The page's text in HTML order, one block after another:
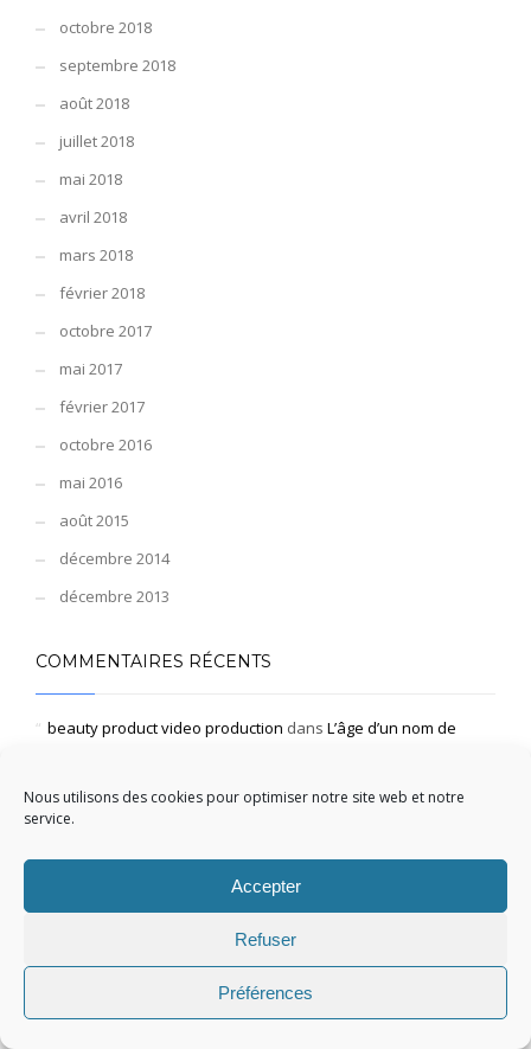
Nous utilisons des cookies pour optimiser notre site web et notre
service.
Accepter
Refuser
Préférences
octobre 2018
septembre 2018
août 2018
juillet 2018
mai 2018
avril 2018
mars 2018
février 2018
octobre 2017
mai 2017
février 2017
octobre 2016
mai 2016
août 2015
décembre 2014
décembre 2013
COMMENTAIRES RÉCENTS
beauty product video production dans L’âge d’un nom de
exploredans L’âge d’un nom de domaine
growthdansL’âge d’un nom de domaine
MÉTA